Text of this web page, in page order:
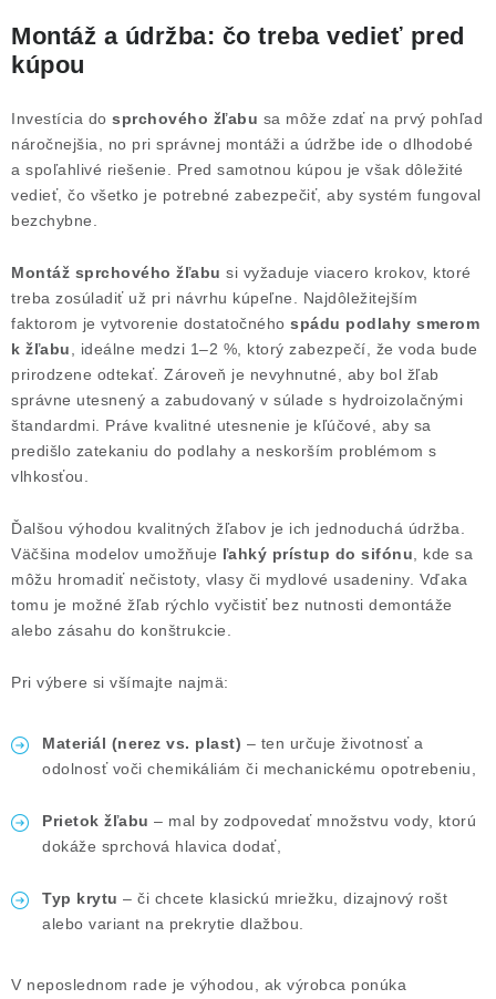
Montáž a údržba: čo treba vedieť pred
kúpou
Investícia do sprchového žľabu sa môže zdať na prvý pohľad
náročnejšia, no pri správnej montáži a údržbe ide o dlhodobé
a spoľahlivé riešenie. Pred samotnou kúpou je však dôležité
vedieť, čo všetko je potrebné zabezpečiť, aby systém fungoval
bezchybne.
Montáž sprchového žľabu si vyžaduje viacero krokov, ktoré
treba zosúladiť už pri návrhu kúpeľne. Najdôležitejším
faktorom je vytvorenie dostatočného spádu podlahy smerom
k žľabu , ideálne medzi 1–2 %, ktorý zabezpečí, že voda bude
prirodzene odtekať. Zároveň je nevyhnutné, aby bol žľab
správne utesnený a zabudovaný v súlade s hydroizolačnými
štandardmi. Práve kvalitné utesnenie je kľúčové, aby sa
predišlo zatekaniu do podlahy a neskorším problémom s
vlhkosťou.
Ďalšou výhodou kvalitných žľabov je ich jednoduchá údržba.
Väčšina modelov umožňuje ľahký prístup do sifónu , kde sa
môžu hromadiť nečistoty, vlasy či mydlové usadeniny. Vďaka
tomu je možné žľab rýchlo vyčistiť bez nutnosti demontáže
alebo zásahu do konštrukcie.
Pri výbere si všímajte najmä:
Materiál (nerez vs. plast) – ten určuje životnosť a
odolnosť voči chemikáliám či mechanickému opotrebeniu,
Prietok žľabu – mal by zodpovedať množstvu vody, ktorú
dokáže sprchová hlavica dodať,
Typ krytu – či chcete klasickú mriežku, dizajnový rošt
alebo variant na prekrytie dlažbou.
V neposlednom rade je výhodou, ak výrobca ponúka